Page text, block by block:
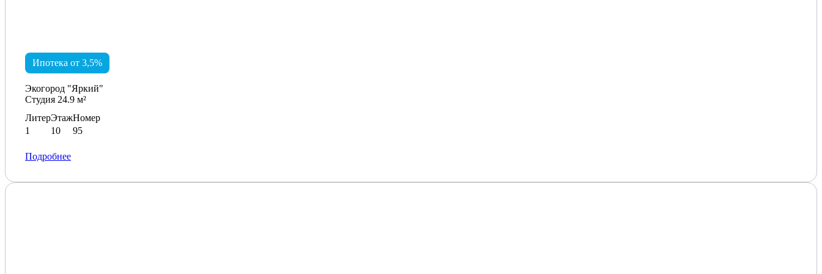
Ипотека от 3,5%
Экогород "Яркий"
Студия 24.9 м²
Литер
1
Этаж
10
Номер
95
Подробнее